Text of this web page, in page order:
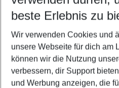
5-8
2 Erwachsene Keine Kinder
Mehr Filter
beste Erlebnis zu
Wir verwenden Cookies und
unsere Webseite für dich am
können wir die Nutzung
verbessern, dir Support
und Werbung anzeigen, die